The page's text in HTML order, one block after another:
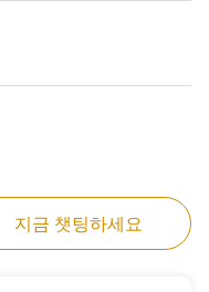
지금 챗팅하세요